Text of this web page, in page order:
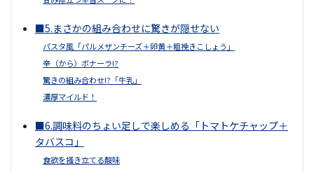
■5.まさかの組み合わせに驚きが隠せない
パスタ風「パルメザンチーズ＋卵黄＋粗挽きこしょう」
辛（から）ボナーラ!?
驚きの組み合わせ!?「牛乳」
濃厚マイルド！
■6.調味料のちょい足しで楽しめる「トマトケチャップ＋
タバスコ」
食欲を掻き立てる酸味